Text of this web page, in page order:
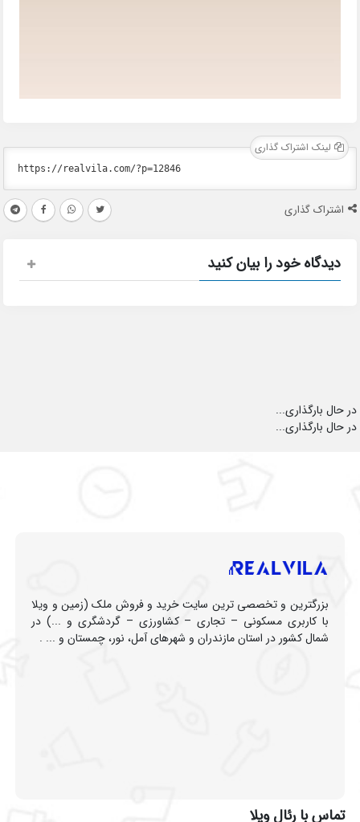
لینک اشتراک گذاری
اشتراک گذاری
دیدگاه خود را بیان کنید
در حال بارگذاری...
در حال بارگذاری...
بزرگترین و تخصصی ترین سایت خرید و فروش ملک (زمین و ویلا
با کاربری مسکونی – تجاری – کشاورزی – گردشگری و ...) در
شمال کشور در استان مازندران و شهرهای آمل، نور، چمستان و ... .
تماس با رئال ویلا